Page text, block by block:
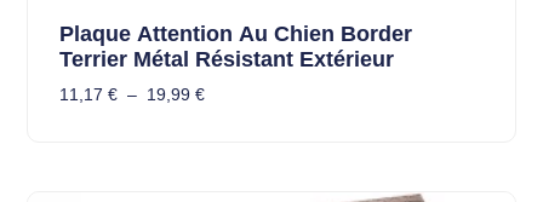
Plaque Attention Au Chien Border
Terrier Métal Résistant Extérieur
11,17 € – 19,99 €